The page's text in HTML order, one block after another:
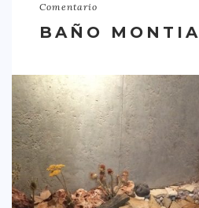
TIPO DE COMIDA
AMERICANA
ASIÁTICA
CARNES
Comentario
BAÑO MONTIA